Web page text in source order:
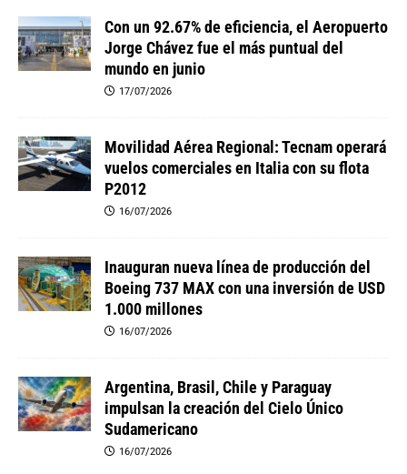
Con un 92.67% de eficiencia, el Aeropuerto
Jorge Chávez fue el más puntual del
mundo en junio
17/07/2026
Movilidad Aérea Regional: Tecnam operará
vuelos comerciales en Italia con su flota
P2012
16/07/2026
Inauguran nueva línea de producción del
Boeing 737 MAX con una inversión de USD
1.000 millones
16/07/2026
Argentina, Brasil, Chile y Paraguay
impulsan la creación del Cielo Único
Sudamericano
16/07/2026